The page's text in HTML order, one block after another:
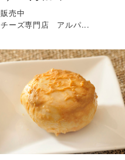
販売中
チーズ専門店 アルパ...